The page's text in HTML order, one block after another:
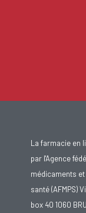
La farmacie en
par l'Agence
médicaments
santé (AFMPS)
box 40 1060